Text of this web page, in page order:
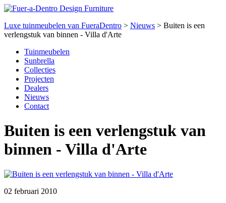
Luxe tuinmeubelen van FueraDentro > Nieuws > Buiten is een
verlengstuk van binnen - Villa d'Arte
Tuinmeubelen
Sunbrella
Collecties
Projecten
Dealers
Nieuws
Contact
Buiten is een verlengstuk van
binnen - Villa d'Arte
02 februari 2010